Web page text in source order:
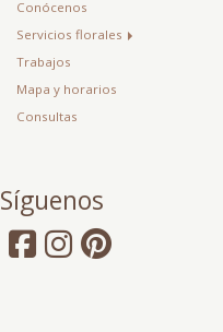
Conócenos
Servicios florales
Trabajos
Mapa y horarios
Consultas
Síguenos